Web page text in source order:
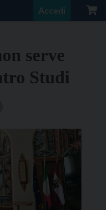
Accedi
serve
Studi